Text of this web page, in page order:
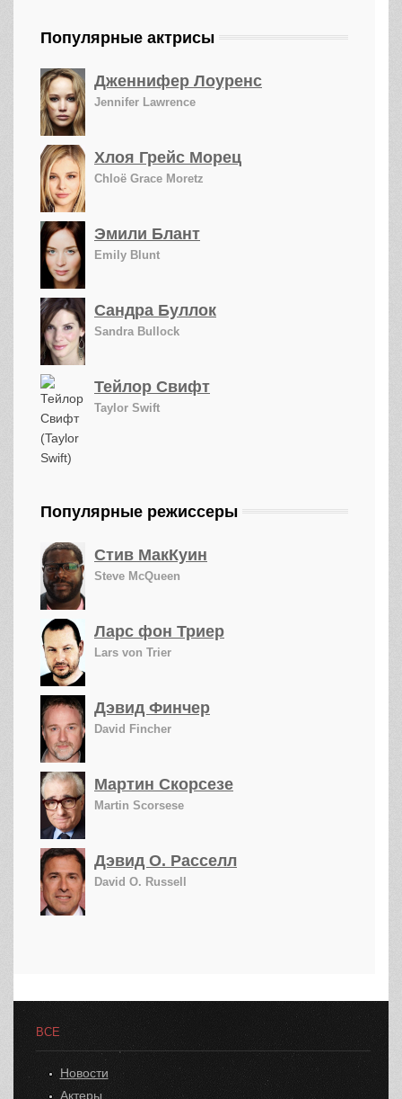
Популярные актрисы
Дженнифер Лоуренс
Jennifer Lawrence
Хлоя Грейс Морец
Chloë Grace Moretz
Эмили Блант
Emily Blunt
Сандра Буллок
Sandra Bullock
Тейлор Свифт
Taylor Swift
Популярные режиссеры
Стив МакКуин
Steve McQueen
Ларс фон Триер
Lars von Trier
Дэвид Финчер
David Fincher
Мартин Скорсезе
Martin Scorsese
Дэвид О. Расселл
David O. Russell
ВСЕ
Новости
Актеры